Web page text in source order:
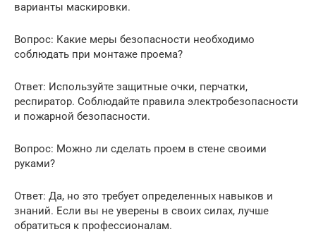
варианты маскировки.
Вопрос: Какие меры безопасности необходимо
соблюдать при монтаже проема?
Ответ: Используйте защитные очки, перчатки,
респиратор. Соблюдайте правила электробезопасности
и пожарной безопасности.
Вопрос: Можно ли сделать проем в стене своими
руками?
Ответ: Да, но это требует определенных навыков и
знаний. Если вы не уверены в своих силах, лучше
обратиться к профессионалам.